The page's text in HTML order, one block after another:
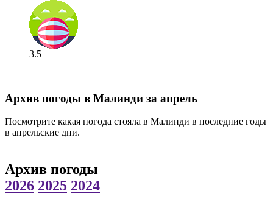
3.5
Архив погоды в Малинди за апрель
Посмотрите какая погода стояла в Малинди в последние годы
в апрельские дни.
Архив погоды
2026 2025 2024